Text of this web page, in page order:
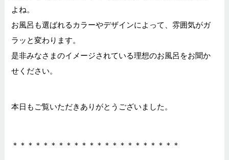
よね。
お風呂も選ばれるカラーやデザインによって、雰囲気がガ
ラッと変わります。
是非みなさまのイメージされている理想のお風呂をお聞か
せください。
本日もご覧いただきありがとうございました。
＊＊＊＊＊＊＊＊＊＊＊＊＊＊＊＊＊＊＊＊＊＊